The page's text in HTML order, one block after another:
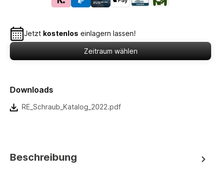
Jetzt kostenlos einlagern lassen!
Zeitraum wählen
Downloads
RE_Schraub_Katalog_2022.pdf
Beschreibung